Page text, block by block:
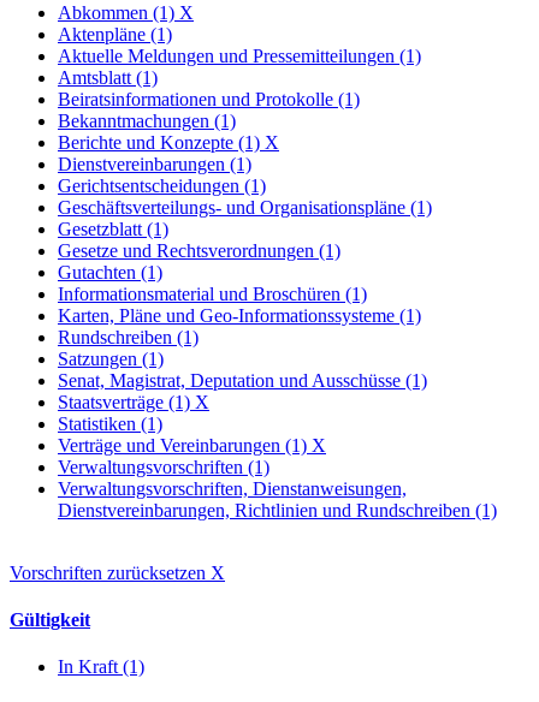
Abkommen (1) X
Aktenpläne (1)
Aktuelle Meldungen und Pressemitteilungen (1)
Amtsblatt (1)
Beiratsinformationen und Protokolle (1)
Bekanntmachungen (1)
Berichte und Konzepte (1) X
Dienstvereinbarungen (1)
Gerichtsentscheidungen (1)
Geschäftsverteilungs- und Organisationspläne (1)
Gesetzblatt (1)
Gesetze und Rechtsverordnungen (1)
Gutachten (1)
Informationsmaterial und Broschüren (1)
Karten, Pläne und Geo-Informationssysteme (1)
Rundschreiben (1)
Satzungen (1)
Senat, Magistrat, Deputation und Ausschüsse (1)
Staatsverträge (1) X
Statistiken (1)
Verträge und Vereinbarungen (1) X
Verwaltungsvorschriften (1)
Verwaltungsvorschriften, Dienstanweisungen,
Dienstvereinbarungen, Richtlinien und Rundschreiben (1)
Vorschriften zurücksetzen X
Gültigkeit
In Kraft (1)